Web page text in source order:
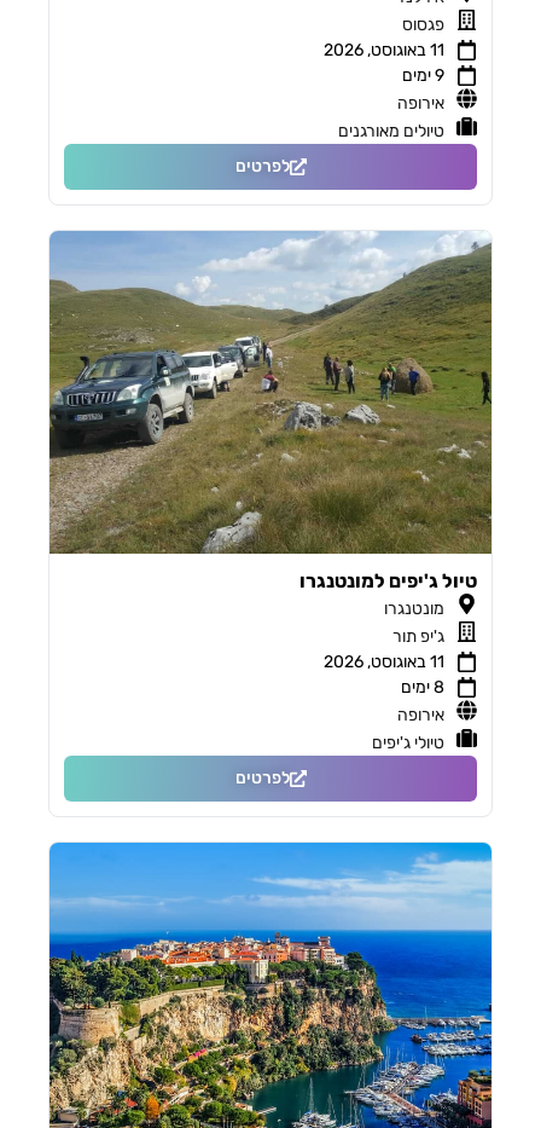
פגסוס
11 באוגוסט, 2026
9 ימים
אירופה
טיולים מאורגנים
לפרטים
טיול ג'יפים למונטנגרו
מונטנגרו
ג'יפ תור
11 באוגוסט, 2026
8 ימים
אירופה
טיולי ג'יפים
לפרטים